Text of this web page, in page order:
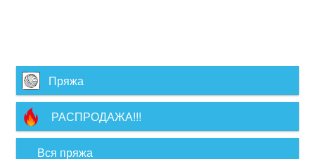
Пряжа
РАСПРОДАЖА!!!
Вся пряжа